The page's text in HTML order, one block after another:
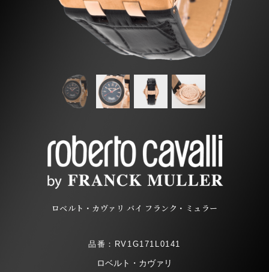
ロベルト・カヴァリ バイ フランク・ミュラー
品番：RV1G171L0141
ロベルト・カヴァリ